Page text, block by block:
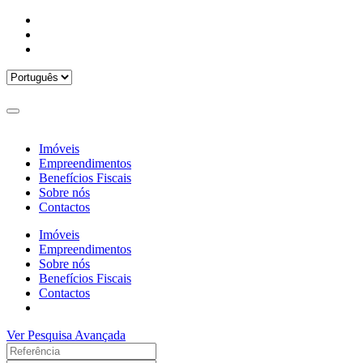
Imóveis
Empreendimentos
Benefícios Fiscais
Sobre nós
Contactos
Imóveis
Empreendimentos
Sobre nós
Benefícios Fiscais
Contactos
Ver Pesquisa Avançada